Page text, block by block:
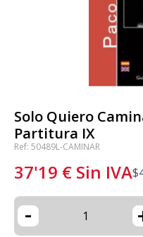
Solo Quiero
Partitura IX
Ref: 50489L-CAMINAR
37'19 € Sin IVA$
-